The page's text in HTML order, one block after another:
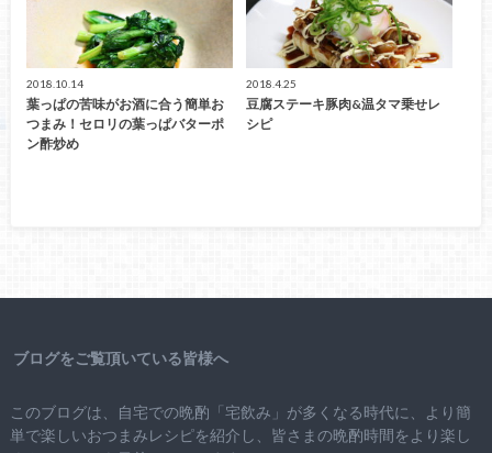
2018.10.14
葉っぱの苦味がお酒に合う簡単お
つまみ！セロリの葉っぱバターポ
ン酢炒め
2018.4.25
豆腐ステーキ豚肉&温タマ乗せレ
シピ
ブログをご覧頂いている皆様へ
このブログは、自宅での晩酌「宅飲み」が多くなる時代に、より簡
単で楽しいおつまみレシピを紹介し、皆さまの晩酌時間をより楽し